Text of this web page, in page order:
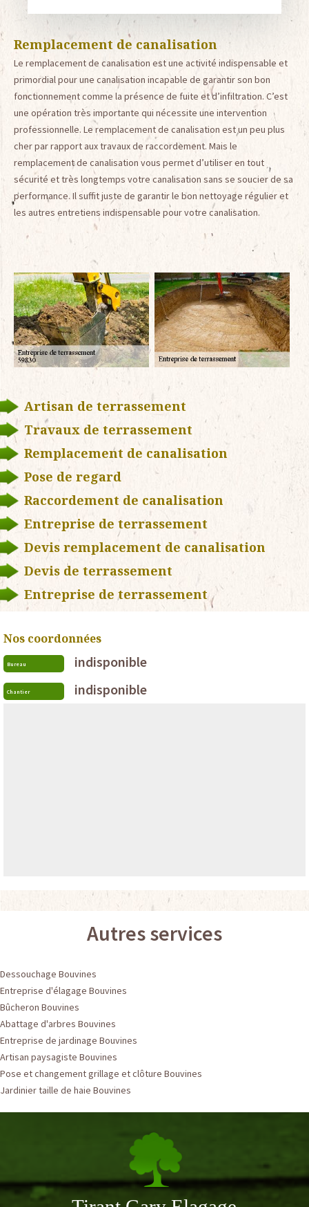
Remplacement de canalisation
Le remplacement de canalisation est une activité indispensable et
primordial pour une canalisation incapable de garantir son bon
fonctionnement comme la présence de fuite et d’infiltration. C’est
une opération très importante qui nécessite une intervention
professionnelle. Le remplacement de canalisation est un peu plus
cher par rapport aux travaux de raccordement. Mais le
remplacement de canalisation vous permet d’utiliser en tout
sécurité et très longtemps votre canalisation sans se soucier de sa
performance. Il suffit juste de garantir le bon nettoyage régulier et
les autres entretiens indispensable pour votre canalisation.
Artisan de terrassement
Travaux de terrassement
Remplacement de canalisation
Pose de regard
Raccordement de canalisation
Entreprise de terrassement
Devis remplacement de canalisation
Devis de terrassement
Entreprise de terrassement
Nos coordonnées
Bureau indisponible
Chantier indisponible
Autres services
Dessouchage Bouvines
Entreprise d'élagage Bouvines
Bûcheron Bouvines
Abattage d'arbres Bouvines
Entreprise de jardinage Bouvines
Artisan paysagiste Bouvines
Pose et changement grillage et clôture Bouvines
Jardinier taille de haie Bouvines